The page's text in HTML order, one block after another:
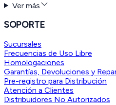
Ver más
SOPORTE
Sucursales
Frecuencias de Uso Libre
Homologaciones
Garantías, Devoluciones y
Pre-registro para Distribución
Atención a Clientes
Distribuidores No Autorizados